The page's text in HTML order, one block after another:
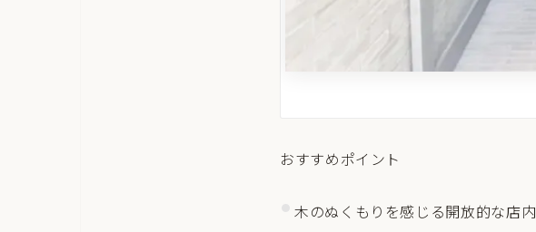
おすすめポイント
木のぬくもりを感じる開放的な店内